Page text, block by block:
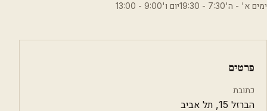
ימים א' - ה'7:30 - 19:30יום ו'9:00 - 13:00
פרטים
כתובת
הברזל 15, תל אביב